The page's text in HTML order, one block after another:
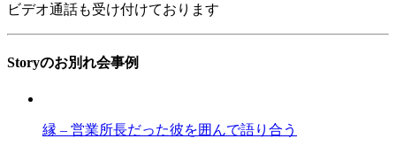
ビデオ通話も受け付けております
Storyのお別れ会事例
縁 – 営業所長だった彼を囲んで語り合う